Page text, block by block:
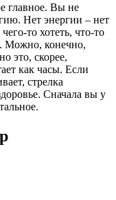
главное. Вы не
Нет энергии – нет
то хотеть, что-то
Можно, конечно,
это, скорее,
как часы. Если
стрелка
Сначала вы у